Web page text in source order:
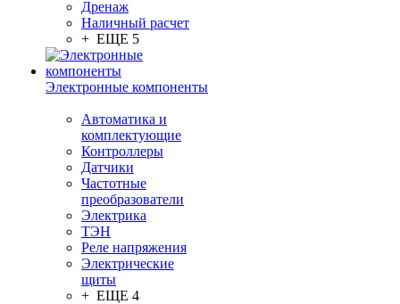
Дренаж
Наличный расчет
+ ЕЩЕ 5
Электронные компоненты
Автоматика и
комплектующие
Контроллеры
Датчики
Частотные
преобразователи
Электрика
ТЭН
Реле напряжения
Электрические
щиты
+ ЕЩЕ 4